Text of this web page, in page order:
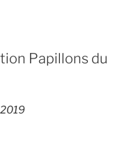
Papillons du